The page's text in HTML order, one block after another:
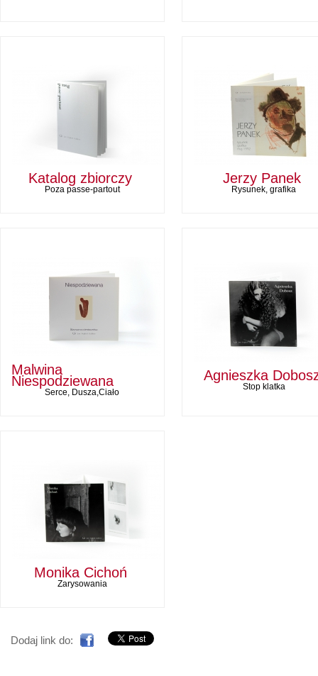
Katalog zbiorczy
Poza passe-partout
Jerzy Panek
Rysunek, grafika
Malwina
Niespodziewana
Serce, Dusza,Ciało
Agnieszka
Stop klatka
Monika Cichoń
Zarysowania
Dodaj link do: